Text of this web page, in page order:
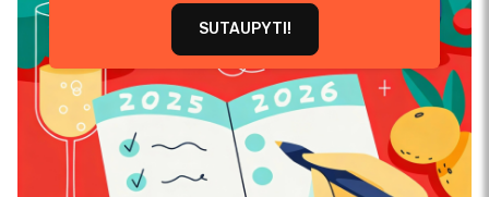
SUTAUPYTI!